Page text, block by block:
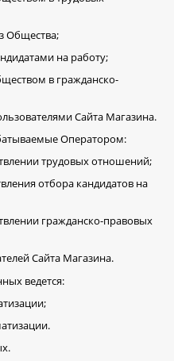
Общества;
на работу;
в гражданско-
Сайта Магазина.
Оператором:
трудовых отношений;
отбора кандидатов на
гражданско-правовых
Сайта Магазина.
ведется: